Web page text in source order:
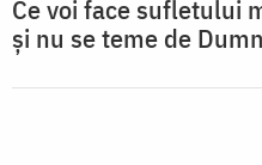
Ce voi face sufletului
și nu se teme de